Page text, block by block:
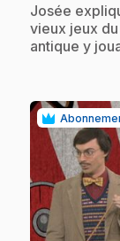
.Josée
vieux jeux
antique y